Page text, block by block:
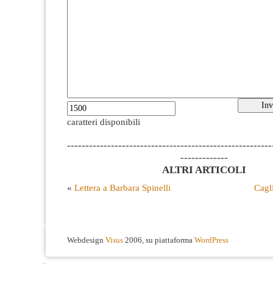
caratteri disponibili
-------------
ALTRI ARTICOLI
« Lettera a Barbara Spinelli
Webdesign Visus 2006, su piattaforma WordPress